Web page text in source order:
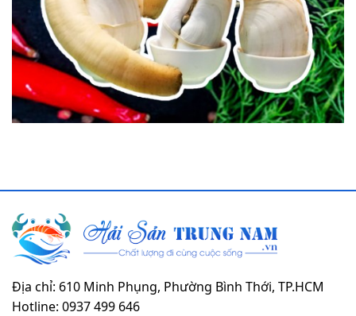
Địa chỉ: 610 Minh Phụng, Phường Bình Thới, TP.HCM
Hotline: 0937 499 646